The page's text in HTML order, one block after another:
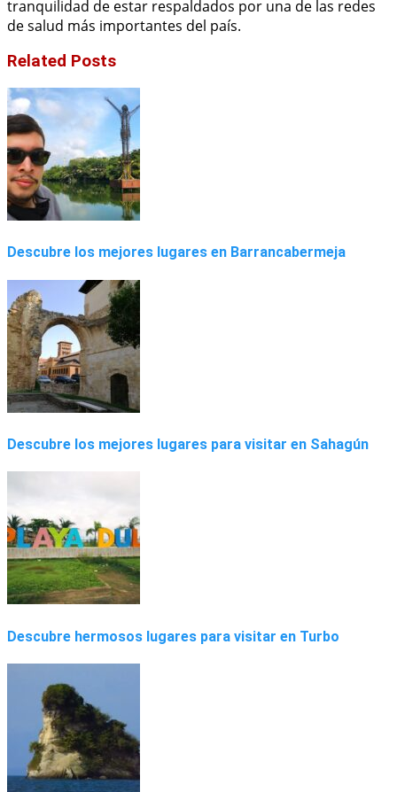
tranquilidad de estar respaldados por una de las redes
de salud más importantes del país.
Related Posts
Descubre los mejores lugares en Barrancabermeja
Descubre los mejores lugares para visitar en Sahagún
Descubre hermosos lugares para visitar en Turbo